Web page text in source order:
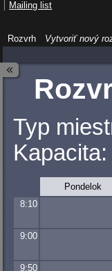
Typ
Pondelok
8:10
9:00
9:50
Rozvrh Vytvoriť nový
Mailing list